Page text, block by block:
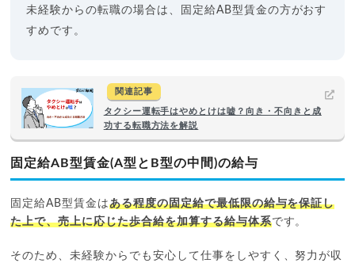
未経験からの転職の場合は、固定給AB型賃金の方がおす
すめです。
関連記事
タクシー運転手はやめとけは嘘？向き・不向きと成
功する転職方法を解説
固定給AB型賃金(A型とB型の中間)の給与
固定給AB型賃金はある程度の固定給で最低限の給与を保証し
た上で、売上に応じた歩合給を加算する給与体系です。
そのため、未経験からでも安心して仕事をしやすく、努力が収